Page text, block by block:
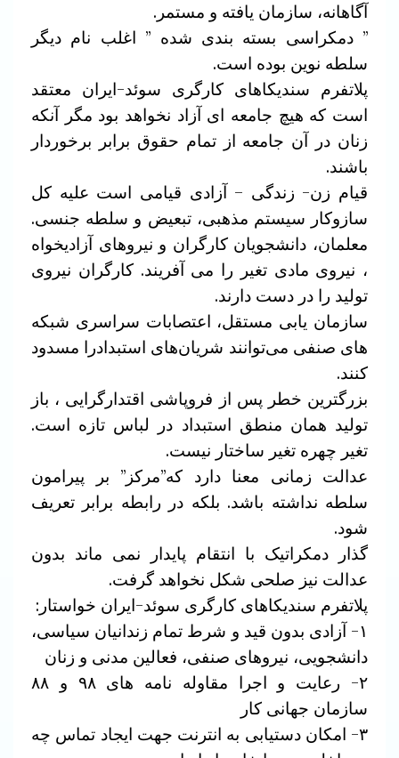
آگاهانه، سازمان یافته و مستمر.
” دمکراسی بسته بندی شده ” اغلب نام دیگر
سلطه نوین بوده است.
پلاتفرم سندیکاهای کارگری سوئد-ایران معتقد
است که هیچ جامعه ای آزاد نخواهد بود مگر آنکه
زنان در آن جامعه از تمام حقوق برابر برخوردار
باشند.
قیام زن- زندگی – آزادی قیامی است علیه کل
سازوکار سیستم مذهبی، تبعیض و سلطه جنسی.
معلمان، دانشجویان کارگران و نیروهای آزادیخواه
، نیروی مادی تغیر را می آفریند. کارگران نیروی
تولید را در دست دارند.
سازمان یابی مستقل، اعتصابات سراسری شبکه
های صنفی می‌توانند شریان‌های استبدادرا مسدود
کنند.
بزرگترین خطر پس از فروپاشی اقتدارگرایی ، باز
تولید همان منطق استبداد در لباس تازه است.
تغیر چهره تغیر ساختار نیست.
عدالت زمانی معنا دارد که”مرکز” بر پیرامون
سلطه نداشته باشد. بلکه در رابطه برابر تعریف
شود.
گذار دمکراتیک با انتقام پایدار نمی ماند بدون
عدالت نیز صلحی شکل نخواهد گرفت.
پلاتفرم سندیکاهای کارگری سوئد-ایران خواستار:
۱- آزادی بدون قید و شرط تمام زندانیان سیاسی،
دانشجویی، نیروهای صنفی، فعالین مدنی و زنان
۲- رعایت و اجرا مقاوله نامه های ۹۸ و ۸۸
سازمان جهانی کار
۳- امکان دستیابی به انترنت جهت ایجاد تماس چه